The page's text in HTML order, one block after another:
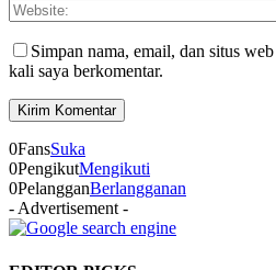
Simpan nama, email, dan situs
kali saya berkomentar.
0FansSuka
0PengikutMengikuti
0PelangganBerlangganan
- Advertisement -